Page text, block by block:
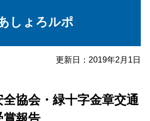
緊急・防災
しょろルポ
更新日： 2019年2月1日
協会・緑十字金章交通
賞報告